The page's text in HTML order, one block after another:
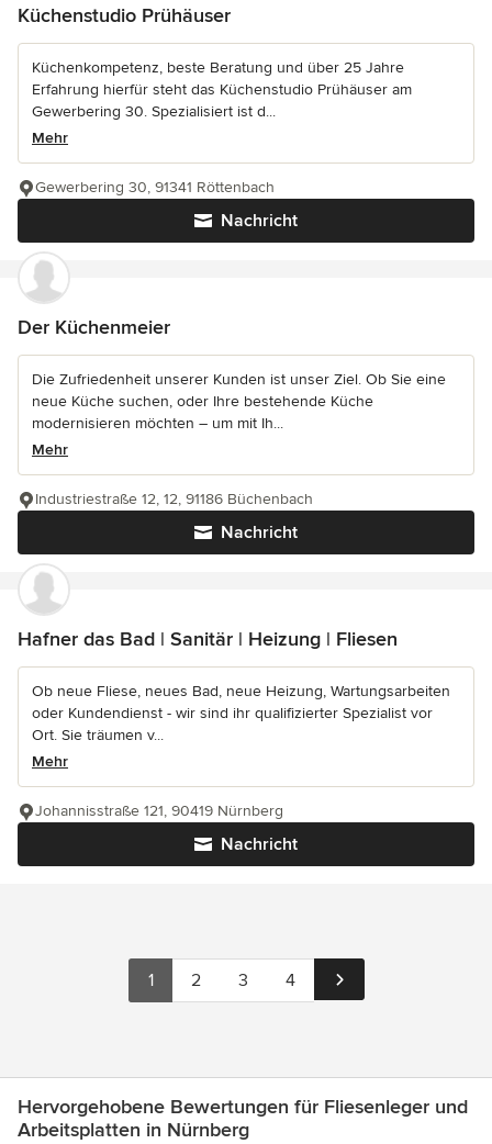
Küchenstudio Prühäuser
Küchenkompetenz, beste Beratung und über 25 Jahre
Erfahrung hierfür steht das Küchenstudio Prühäuser am
Gewerbering 30. Spezialisiert ist d...
Mehr
Nachricht
Gewerbering 30, 91341 Röttenbach
Der Küchenmeier
Die Zufriedenheit unserer Kunden ist unser Ziel. Ob Sie eine
neue Küche suchen, oder Ihre bestehende Küche
modernisieren möchten – um mit Ih...
Mehr
Nachricht
Industriestraße 12, 12, 91186 Büchenbach
Hafner das Bad | Sanitär | Heizung | Fliesen
Ob neue Fliese, neues Bad, neue Heizung, Wartungsarbeiten
oder Kundendienst - wir sind ihr qualifizierter Spezialist vor
Ort. Sie träumen v...
Mehr
Nachricht
Johannisstraße 121, 90419 Nürnberg
1 2 3 4
Hervorgehobene Bewertungen für Fliesenleger und
Arbeitsplatten in Nürnberg